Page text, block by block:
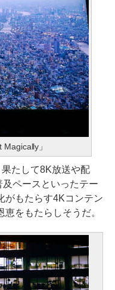
」
たして8K放送や配
ペースといったテー
がもたらす4Kコンテン
をもたらしそうだ。